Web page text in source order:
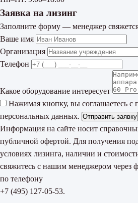
Заявка на лизинг
Заполните форму — менеджер
Ваше имя
Организация
Телефон
Какое оборудование интересует
Нажимая кнопку, вы соглашаетесь с
персональных данных. Отправить заявку
Информация на сайте носит
публичной офертой. Для получения
условиях лизинга, наличии и
свяжитесь с нашим менеджером через
по телефону
+7 (495) 127-05-53.